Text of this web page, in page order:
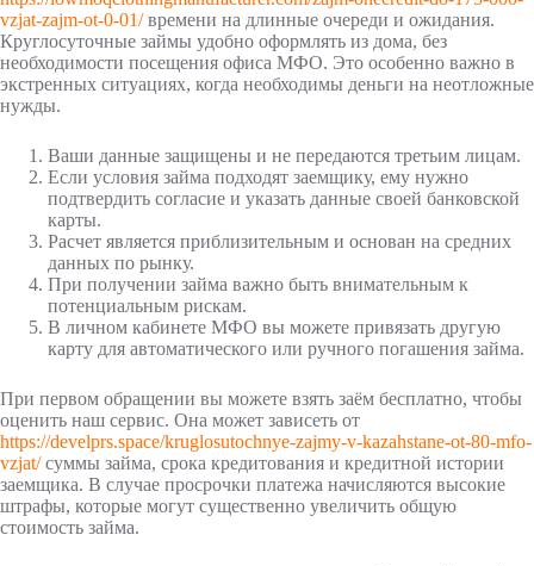
vzjat-zajm-ot-0-01/времени на длинные очереди и ожидания.
Круглосуточные займы удобно оформлять из дома, без
необходимости посещения офиса МФО. Это особенно важно в
экстренных ситуациях, когда необходимы деньги на неотложные
нужды.
Ваши данные защищены и не передаются третьим лицам.
Если условия займа подходят заемщику, ему нужно
подтвердить согласие и указать данные своей банковской
карты.
Расчет является приблизительным и основан на средних
данных по рынку.
При получении займа важно быть внимательным к
потенциальным рискам.
В личном кабинете МФО вы можете привязать другую
карту для автоматического или ручного погашения займа.
При первом обращении вы можете взять заём бесплатно, чтобы
оценить наш сервис. Она может зависеть от
https://develprs.space/kruglosutochnye-zajmy-v-kazahstane-ot-80-mfo-
vzjat/суммы займа, срока кредитования и кредитной истории
заемщика. В случае просрочки платежа начисляются высокие
штрафы, которые могут существенно увеличить общую
стоимость займа.